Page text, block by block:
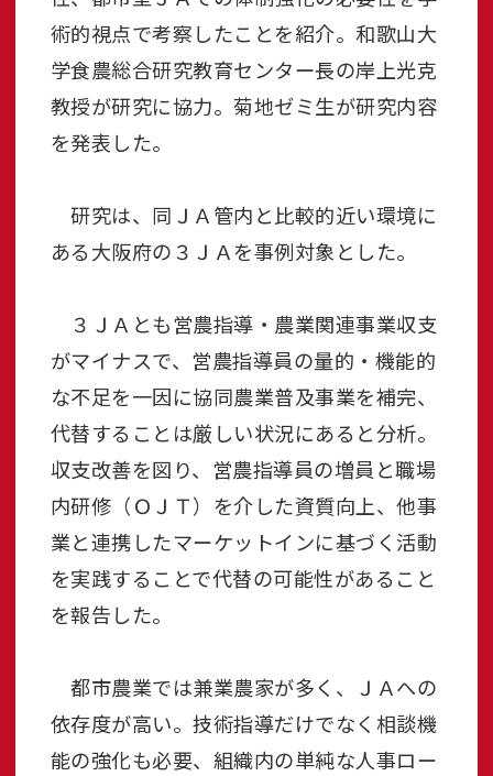
術的視点で考察したことを紹介。和歌山大
学食農総合研究教育センター長の岸上光克
教授が研究に協力。菊地ゼミ生が研究内容
を発表した。
研究は、同ＪＡ管内と比較的近い環境に
ある大阪府の３ＪＡを事例対象とした。
３ＪＡとも営農指導・農業関連事業収支
がマイナスで、営農指導員の量的・機能的
な不足を一因に協同農業普及事業を補完、
代替することは厳しい状況にあると分析。
収支改善を図り、営農指導員の増員と職場
内研修（ＯＪＴ）を介した資質向上、他事
業と連携したマーケットインに基づく活動
を実践することで代替の可能性があること
を報告した。
都市農業では兼業農家が多く、ＪＡへの
依存度が高い。技術指導だけでなく相談機
能の強化も必要、組織内の単純な人事ロー